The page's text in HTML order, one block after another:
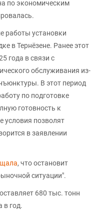
по экономическим
работы установки
в Тернёзене. Ранее этот
года в связи с
обслуживания из-
В этот период
по подготовке
готовность к
условия позволят
в заявлении
, что остановит
ситуации".
680 тыс. тонн
в год.